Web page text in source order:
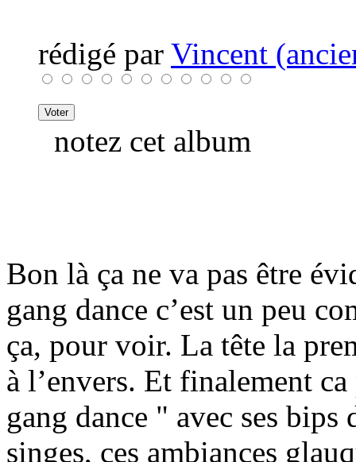
rédigé par Vincent
notez cet album
Bon là ça ne va pas être
gang dance c’est un peu
ça, pour voir. La tête la
à l’envers. Et finalement
gang dance " avec ses bips
singes, ces ambiances